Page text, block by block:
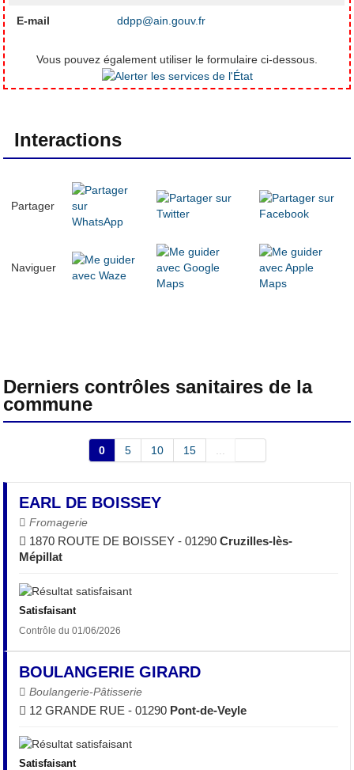
E-mail ddpp@ain.gouv.fr
Vous pouvez également utiliser le formulaire ci-dessous.
Interactions
Partager
Naviguer
Derniers contrôles sanitaires de la
commune
0 5 10 15 ...
EARL DE BOISSEY
Fromagerie
1870 ROUTE DE BOISSEY - 01290Cruzilles-lès-
Mépillat
Satisfaisant
Contrôle du 01/06/2026
BOULANGERIE GIRARD
Boulangerie-Pâtisserie
12 GRANDE RUE - 01290 Pont-de-Veyle
Satisfaisant